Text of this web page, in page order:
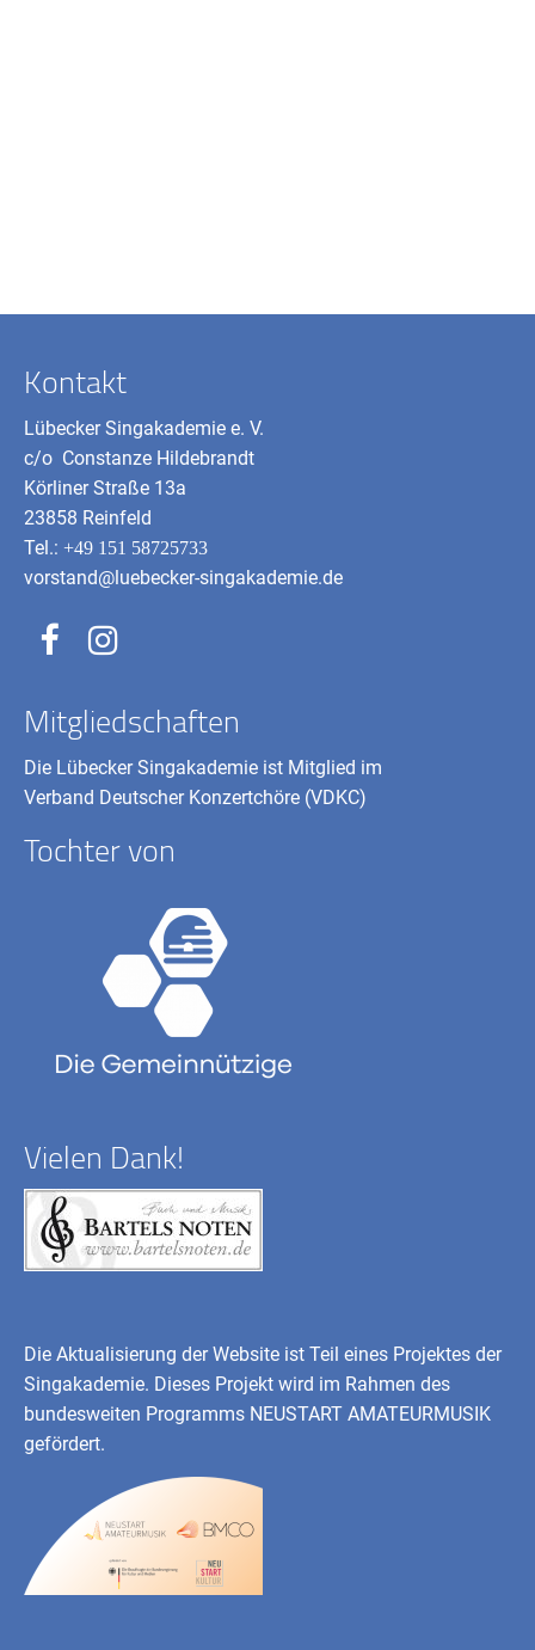
Kontakt
Lübecker Singakademie e. V.
c/o Constanze Hildebrandt
Körliner Straße 13a
23858 Reinfeld
Tel.:+49 151 58725733
vorstand@luebecker-singakademie.de
Mitgliedschaften
Die Lübecker Singakademie ist Mitglied im
Verband Deutscher Konzertchöre (VDKC)
Tochter von
Vielen Dank!
Die Aktualisierung der Website ist Teil eines Projektes der
Singakademie. Dieses Projekt wird im Rahmen des
bundesweiten Programms NEUSTART AMATEURMUSIK
gefördert.